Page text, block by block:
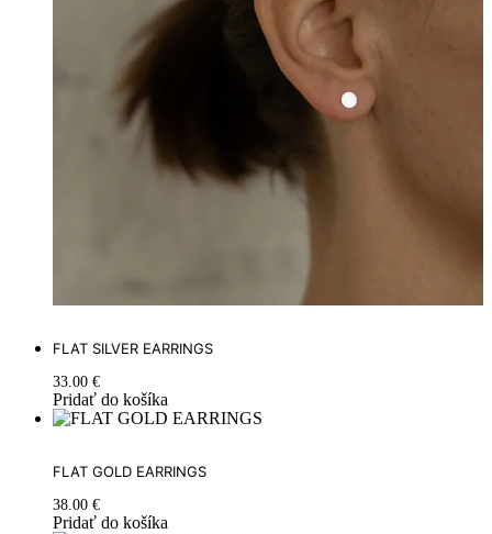
FLAT SILVER EARRINGS
33.00 €
Pridať do košíka
FLAT GOLD EARRINGS
38.00 €
Pridať do košíka